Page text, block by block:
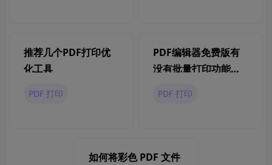
推荐几个PDF打印优
化工具
PDF 打印
PDF编辑器免费版有
没有批量打印功能？
PDF 打印
如何将彩色 PDF 文件